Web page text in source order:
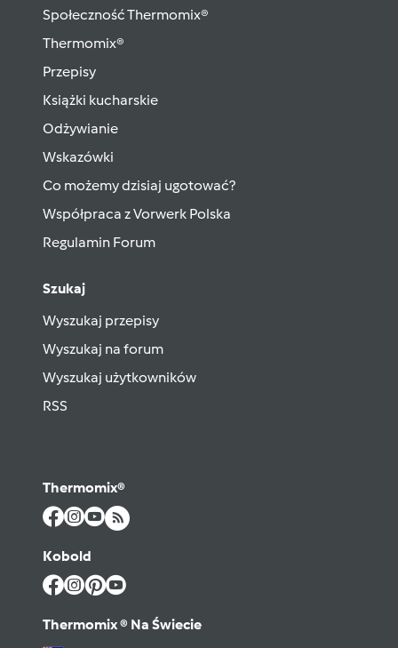
Społeczność Thermomix®
Thermomix®
Przepisy
Książki kucharskie
Odżywianie
Wskazówki
Co możemy dzisiaj ugotować?
Współpraca z Vorwerk Polska
Regulamin Forum
Szukaj
Wyszukaj przepisy
Wyszukaj na forum
Wyszukaj użytkowników
RSS
Thermomix®
Kobold
Thermomix ® Na Świecie